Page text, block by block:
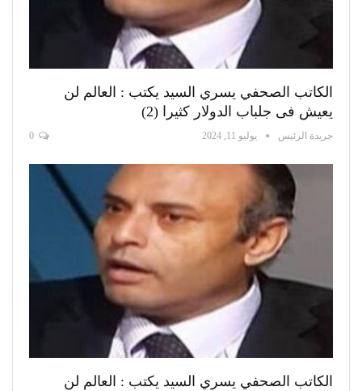
الكاتب الصحفي يسري السيد يكتب : العالم لن
يعيش فى جلباب الدولار كثيرا (2)
جريدة الرئيس يوليو 11, 2024
الكاتب الصحفي يسري السيد يكتب : العالم لن